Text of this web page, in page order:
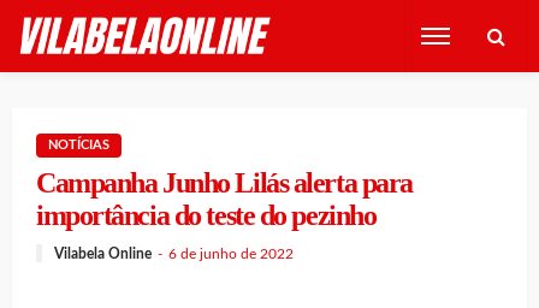
NOTÍCIAS
Campanha Junho Lilás alerta para
importância do teste do pezinho
Vilabela Online 6 de junho de 2022